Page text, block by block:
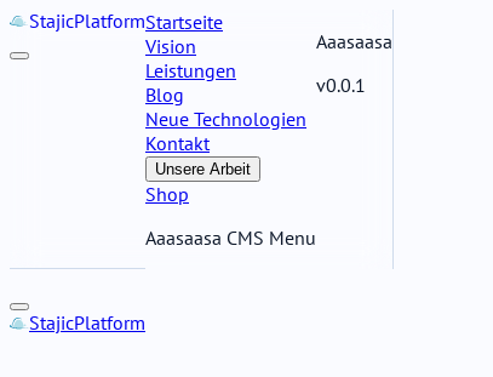
StajicPlatformStartseite
Vision
Leistungen
Blog
Neue Technologien
Kontakt
Unsere Arbeit
Shop
Aaasaasa CMS Menu
Aaasaasa
v0.0.1
StajicPlatform